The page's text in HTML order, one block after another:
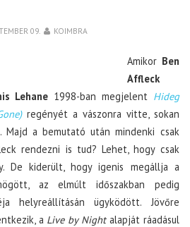
09. KOIMBRA
Amikor Ben
Affleck
Lehane 1998-ban megjelent Hideg
regényét a vászonra vitte, sokan
a bemutató után mindenki csak
rendezni is tud? Lehet, hogy csak
De kiderült, hogy igenis megállja a
az elmúlt időszakban pedig
helyreállításán ügyködött. Jövőre
a Live by Nightalapját ráadásul